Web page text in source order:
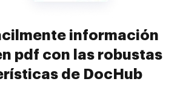
información
pdf con las robustas
de DocHub